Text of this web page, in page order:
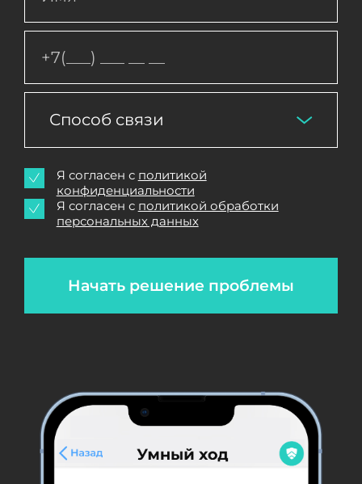
Способ связи
Начать решение проблемы
Я согласен с политикой
конфиденциальности
Я согласен с политикой обработки
персональных данных